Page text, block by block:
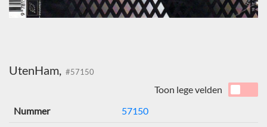
UtenHam, #57150
Toon lege velden
Nummer
57150